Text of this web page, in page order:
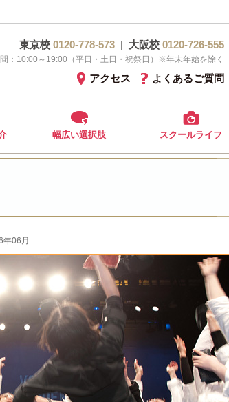
東京校 0120-778-573 | 大阪校 0120-726-555
：10:00～19:00（平日・土日・祝祭日）※年末年始を除く
よくあるご質問
アクセス
幅広い選択肢 スクールライフ
年06月